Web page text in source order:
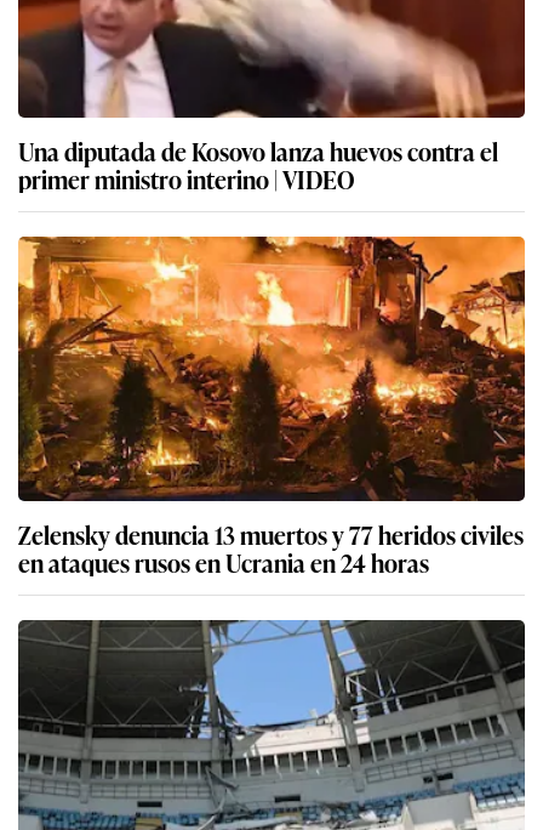
Una diputada de Kosovo lanza huevos contra el
primer ministro interino | VIDEO
Zelensky denuncia 13 muertos y 77 heridos civiles
en ataques rusos en Ucrania en 24 horas